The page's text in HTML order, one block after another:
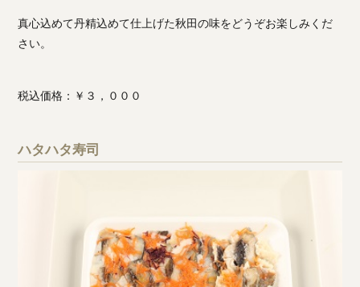
真心込めて丹精込めて仕上げた秋田の味をどうぞお楽しみくだ
さい。
税込価格：￥３，０００
ハタハタ寿司